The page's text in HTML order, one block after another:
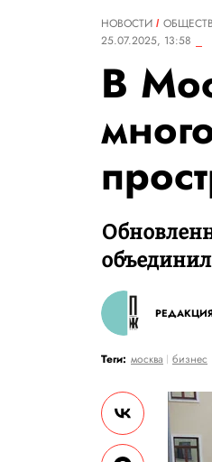
НОВОСТИ
25.07.2025, 13:58
В
Теги: москва бизнес